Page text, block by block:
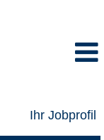
Ihr Jobprofil